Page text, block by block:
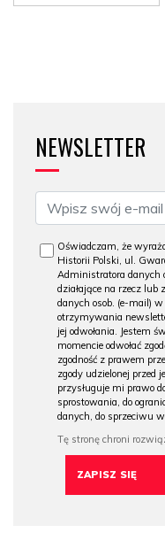
NEWSLETTER
Oświadczam, że
Historii Polski, ul.
Administratora danych
działające na rzecz lub
danych osob. (e-mail)
otrzymywania
jej odwołania. Jestem
momencie odwołać
zgodność z prawem
zgody udzielonej przed
przysługuje mi prawo
sprostowania, do
danych, do sprzeciwu